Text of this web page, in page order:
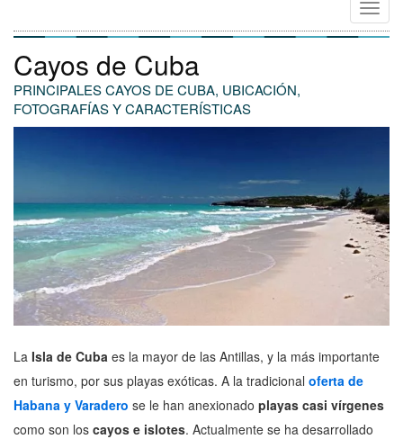
Cayos de Cuba
PRINCIPALES CAYOS DE CUBA, UBICACIÓN,
FOTOGRAFÍAS Y CARACTERÍSTICAS
La Isla de Cuba es la mayor de las Antillas, y la más importante
en turismo, por sus playas exóticas. A la tradicional oferta de
Habana y Varadero se le han anexionado playas casi vírgenes
como son los cayos e islotes. Actualmente se ha desarrollado